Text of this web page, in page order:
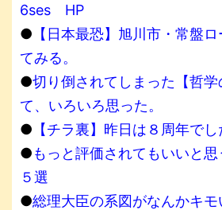
6ses HP
● 【日本最恐】旭川市・常盤
てみる。
●切り倒されてしまった【哲
て、いろいろ思った。
● 【チラ裏】昨日は８周年でし
●もっと評価されてもいいと
５選
●総理大臣の系図がなんかキモ